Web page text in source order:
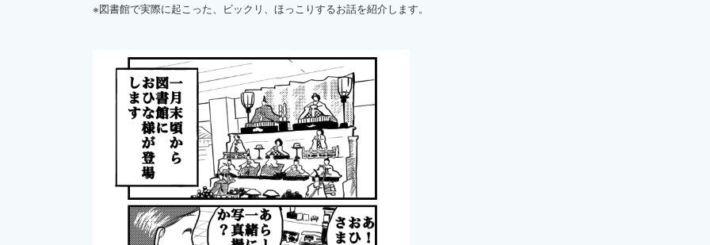
※図書館で実際に起こった、ビックリ、ほっこりするお話を紹介します。